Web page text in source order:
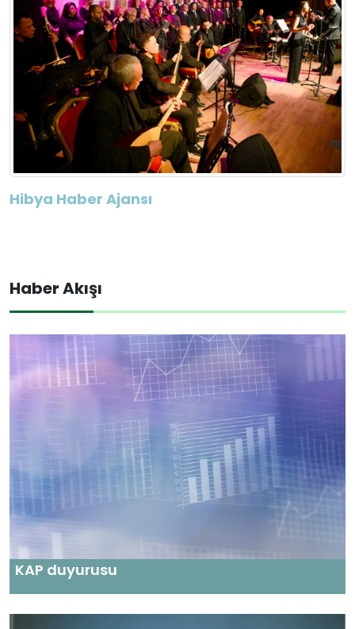
Hibya Haber Ajansı
Haber Akışı
KAP duyurusu